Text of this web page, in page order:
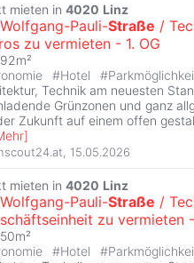
mieten in 4020 Linz
Pauli-Straße /
zu vermieten - 1. OG
#Hotel #
Technik am neuesten
Grünzonen und ganz
Zukunft auf einem offen
]
15.05.2026
mieten in 4020 Linz
Pauli-Straße /
zu vermieten
#Hotel #